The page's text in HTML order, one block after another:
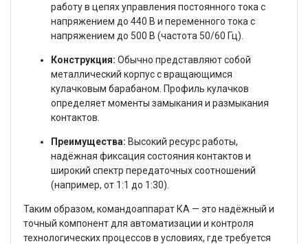
работу в цепях управления постоянного тока с
напряжением до 440 В и переменного тока с
напряжением до 500 В (частота 50/60 Гц).
Конструкция: Обычно представляют собой
металлический корпус с вращающимся
кулачковым барабаном. Профиль кулачков
определяет моменты замыкания и размыкания
контактов.
Преимущества: Высокий ресурс работы,
надёжная фиксация состояния контактов и
широкий спектр передаточных соотношений
(например, от 1:1 до 1:30).
Таким образом, командоаппарат КА — это надёжный и
точный компонент для автоматизации и контроля
технологических процессов в условиях, где требуется